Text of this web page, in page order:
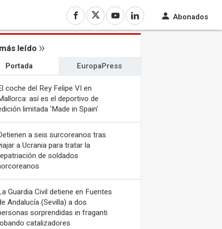
Abonados
leído
Portada EuropaPress
coche del Rey Felipe VI en
así es el deportivo de
limitada 'Made in Spain'
a seis surcoreanos tras
a Ucrania para tratar la
de soldados
Guardia Civil detiene en Fuentes
Andalucía (Sevilla) a dos
sorprendidas in fraganti
catalizadores